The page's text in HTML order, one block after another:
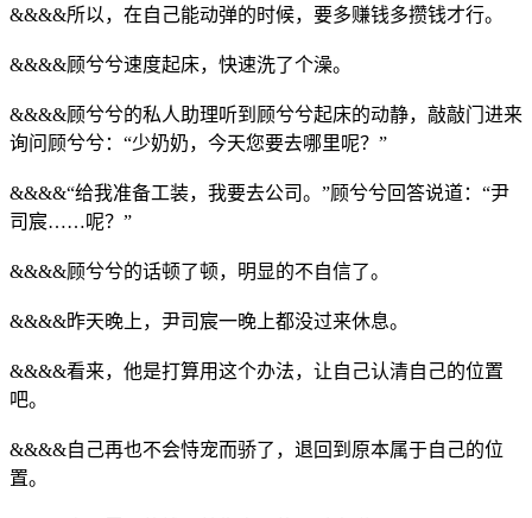
&&&&所以，在自己能动弹的时候，要多赚钱多攒钱才行。
&&&&顾兮兮速度起床，快速洗了个澡。
&&&&顾兮兮的私人助理听到顾兮兮起床的动静，敲敲门进来
询问顾兮兮：“少奶奶，今天您要去哪里呢？”
&&&&“给我准备工装，我要去公司。”顾兮兮回答说道：“尹
司宸……呢？”
&&&&顾兮兮的话顿了顿，明显的不自信了。
&&&&昨天晚上，尹司宸一晚上都没过来休息。
&&&&看来，他是打算用这个办法，让自己认清自己的位置
吧。
&&&&自己再也不会恃宠而骄了，退回到原本属于自己的位
置。